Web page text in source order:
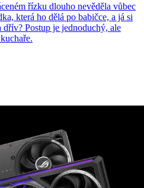
řízku dlouho nevěděla vůbec
která ho dělá po babičce, a já si
Postup je jednoduchý, ale